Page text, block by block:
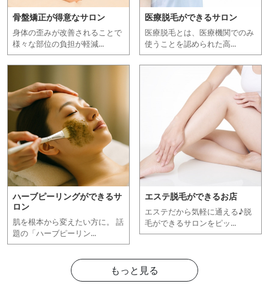
骨盤矯正が得意なサロン
身体の歪みが改善されることで
様々な部位の負担が軽減...
医療脱毛ができるサロン
医療脱毛とは、医療機関でのみ
使うことを認められた高...
ハーブピーリングができるサ
ロン
肌を根本から変えたい方に。 話
題の「ハーブピーリン...
エステ脱毛ができるお店
エステだから気軽に通える♪脱
毛ができるサロンをピッ...
もっと見る